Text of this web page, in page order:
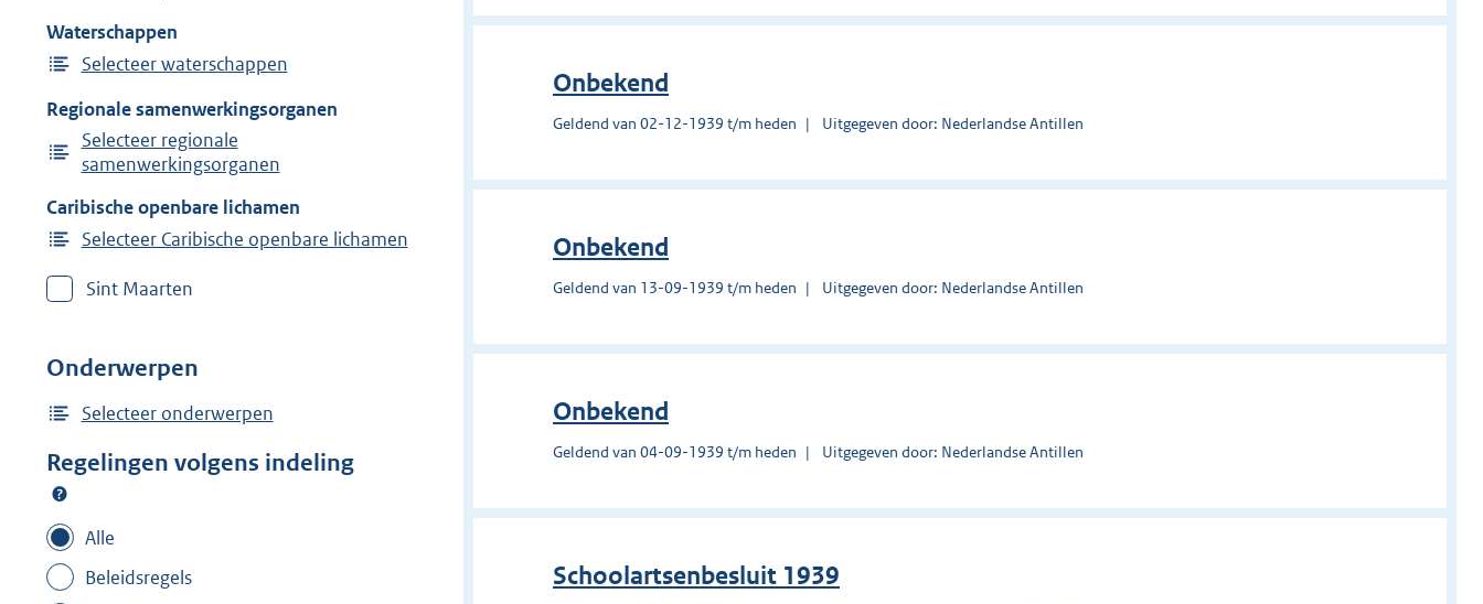
Waterschappen
Selecteer waterschappen
Regionale samenwerkingsorganen
Selecteer regionale
samenwerkingsorganen
Caribische openbare lichamen
Selecteer Caribische openbare lichamen
Sint Maarten
Onderwerpen
Selecteer onderwerpen
Regelingen volgens indeling
Alle
Beleidsregels
Onbekend
Geldend van 02-12-1939 t/m heden Uitgegeven door: Nederlandse Antillen
Onbekend
Geldend van 13-09-1939 t/m heden Uitgegeven door: Nederlandse Antillen
Onbekend
Geldend van 04-09-1939 t/m heden Uitgegeven door: Nederlandse Antillen
Schoolartsenbesluit 1939